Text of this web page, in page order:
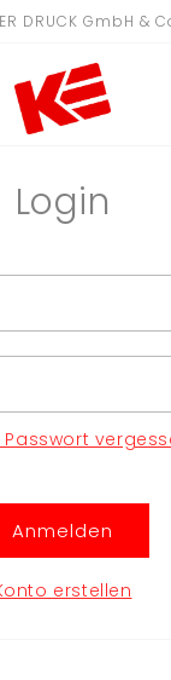
DRUCK GmbH &
Login
Passwort
Anmelden
erstellen